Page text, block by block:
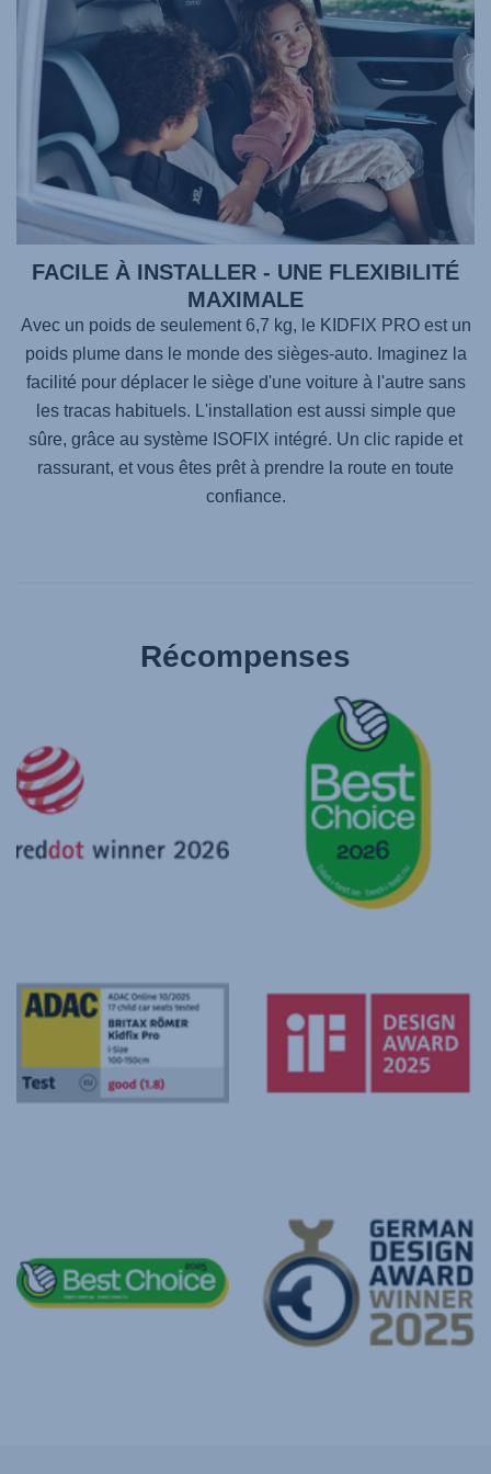
FACILE À INSTALLER - UNE FLEXIBILITÉ
MAXIMALE
Avec un poids de seulement 6,7 kg, le KIDFIX PROest un
poids plume dans le monde des sièges-auto. Imaginez la
facilité pour déplacer le siège d'une voiture à l'autre sans
les tracas habituels. L'installation est aussi simple que
sûre, grâce au système ISOFIX intégré. Un clic rapide et
rassurant, et vous êtes prêt à prendre la route en toute
confiance.
Récompenses